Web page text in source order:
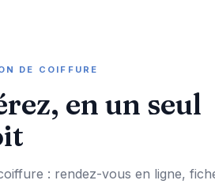
DE COIFFURE
en un seul
: rendez-vous en ligne,